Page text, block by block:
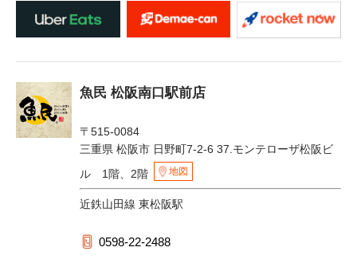
魚民 松阪南口駅前店
〒515-0084
三重県 松阪市 日野町7-2-6 37.モンテローザ松阪ビ
ル 1階、2階
地図
近鉄山田線 東松阪駅
0598-22-2488